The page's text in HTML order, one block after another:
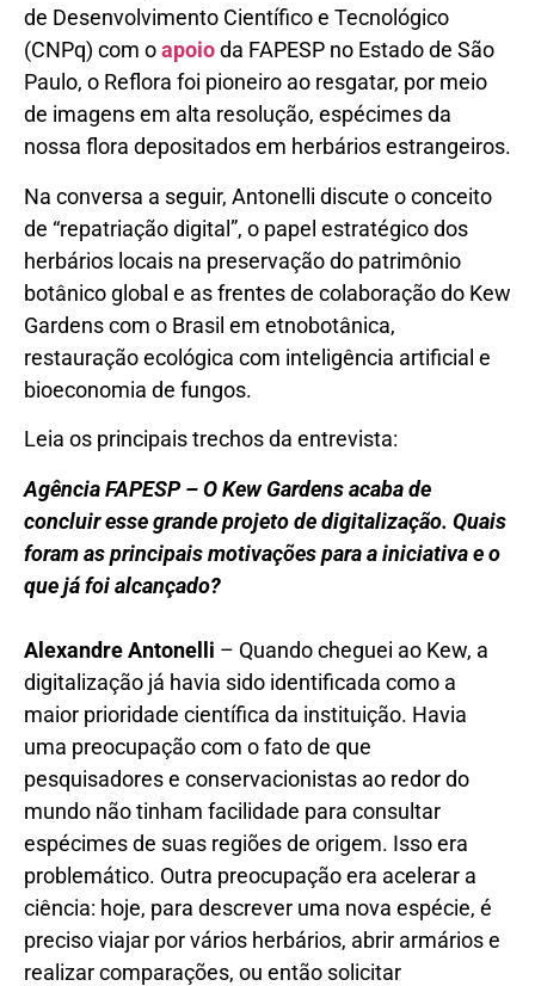
de Desenvolvimento Científico e Tecnológico
(CNPq) com oapoioda FAPESP no Estado de São
Paulo, o Reflora foi pioneiro ao resgatar, por meio
de imagens em alta resolução, espécimes da
nossa flora depositados em herbários estrangeiros.
Na conversa a seguir, Antonelli discute o conceito
de “repatriação digital”, o papel estratégico dos
herbários locais na preservação do patrimônio
botânico global e as frentes de colaboração do Kew
Gardens com o Brasil em etnobotânica,
restauração ecológica com inteligência artificial e
bioeconomia de fungos.
Leia os principais trechos da entrevista:
Agência FAPESP – O Kew Gardens acaba de
concluir esse grande projeto de digitalização. Quais
foram as principais motivações para a iniciativa e o
que já foi alcançado?
Alexandre Antonelli – Quando cheguei ao Kew, a
digitalização já havia sido identificada como a
maior prioridade científica da instituição. Havia
uma preocupação com o fato de que
pesquisadores e conservacionistas ao redor do
mundo não tinham facilidade para consultar
espécimes de suas regiões de origem. Isso era
problemático. Outra preocupação era acelerar a
ciência: hoje, para descrever uma nova espécie, é
preciso viajar por vários herbários, abrir armários e
realizar comparações, ou então solicitar